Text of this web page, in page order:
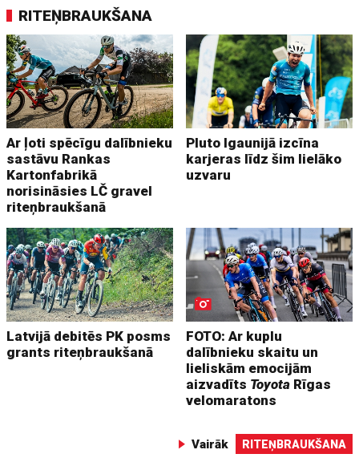
RITEŅBRAUKŠANA
Ar ļoti spēcīgu dalībnieku
sastāvu Rankas
Kartonfabrikā
norisināsies LČ gravel
riteņbraukšanā
Pluto Igaunijā izcīna
karjeras līdz šim lielāko
uzvaru
Latvijā debitēs PK posms
grants riteņbraukšanā
FOTO: Ar kuplu
dalībnieku skaitu un
lieliskām emocijām
aizvadīts Toyota Rīgas
velomaratons
Vairāk RITEŅBRAUKŠANA